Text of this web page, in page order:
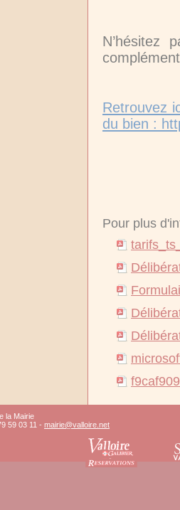
N’hésitez
Retrouvez
du bien :
Pour plus
la Mairie
59 03 11 - mairie@valloire.net